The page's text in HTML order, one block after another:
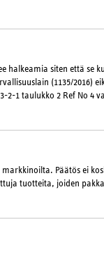
halkeamia siten että se
(1135/2016)
2-1 taulukko 2 Ref No 4
Päätös ei
tuotteita, joiden